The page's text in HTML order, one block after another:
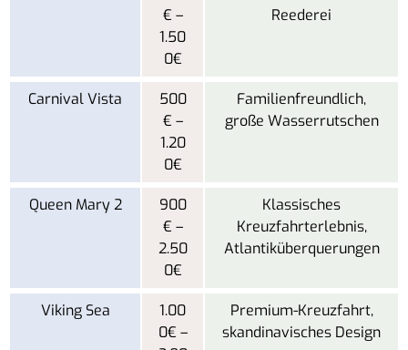
€ –
1.50
0€
Reederei
Carnival Vista
500
€ –
1.20
0€
Familienfreundlich,
große Wasserrutschen
Queen Mary 2
900
€ –
2.50
0€
Klassisches
Kreuzfahrterlebnis,
Atlantiküberquerungen
Viking Sea
1.00
0€ –
Premium-Kreuzfahrt,
skandinavisches Design